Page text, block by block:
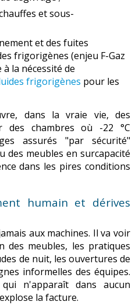
et sous-
et des fuites
frigorigènes (enjeu F-Gaz
la nécessité de
frigorigènes pour les
dans la vraie vie, des
des chambres où -22 °C
assurés "par sécurité"
des meubles en surcapacité
dans les pires conditions
humain et dérives
aux machines. Il va voir
des meubles, les pratiques
de nuit, les ouvertures de
informelles des équipes.
n'apparaît dans aucun
la facture.